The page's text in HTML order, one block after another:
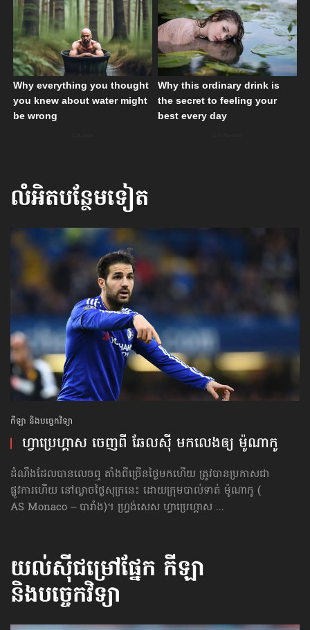
លំអិតបន្ថែមទៀត
កីឡា និងបច្ចេកវិទ្យា
ហ្វាប្រេហ្គាស ចេញ​ពី​ ឆែលស៊ី មកលេង​ឲ្យ ម៉ូណាកូ
ដំណឹងដែលបានលេចឮ តាំងពីច្រើនថ្ងៃមកហើយ ត្រូវបានប្រកាសជា
ផ្លូវការហើយ នៅល្ងាចថ្ងៃសុក្រនេះ ដោយក្រុមបាល់ទាត់ ម៉ូណាកូ (
AS Monaco – បារាំង)។ ហ្វ្រង់សេស ហ្វាប្រេហ្គាស ...
យល់ស៊ីជម្រៅផ្នែក កីឡា
និងបច្ចេកវិទ្យា